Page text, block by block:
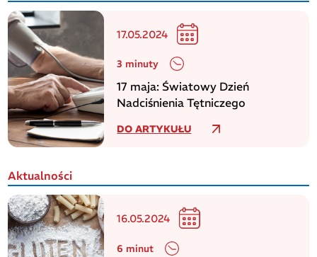
17.05.2024
3 minuty
17 maja: Światowy Dzień
Nadciśnienia Tętniczego
DO ARTYKUŁU
Aktualności
16.05.2024
6 minut